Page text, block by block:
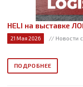
HELI на выставке
21 Мая 2026 // Новости
ПОДРОБНЕЕ